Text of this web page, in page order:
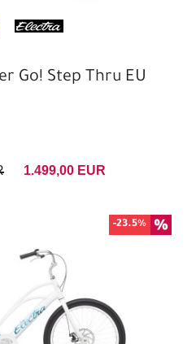
Go! Step Thru EU
1.499,00 EUR
-23.5%